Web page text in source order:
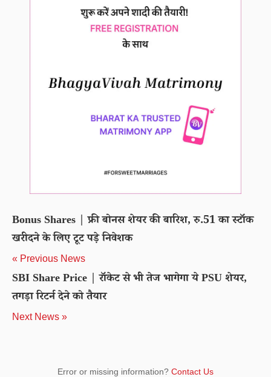
Bonus Shares | फ्री बोनस शेयर की बारिश, रु.51 का स्टॉक
खरीदने के लिए टूट पड़े निवेशक
« Previous News
SBI Share Price | रॉकेट से भी तेज भागेगा ये PSU शेयर,
तगड़ा रिटर्न देने को तैयार
Next News »
Error or missing information? Contact Us